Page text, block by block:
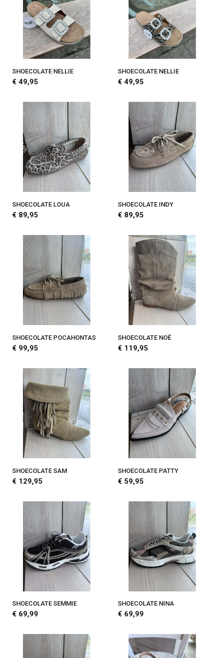
SHOECOLATE NELLIE
€ 49,95
SHOECOLATE NELLIE
€ 49,95
SHOECOLATE LOUA
€ 89,95
SHOECOLATE INDY
€ 89,95
SHOECOLATE POCAHONTAS
€ 99,95
SHOECOLATE NOÉ
€ 119,95
SHOECOLATE SAM
€ 129,95
SHOECOLATE PATTY
€ 59,95
SHOECOLATE SEMMIE
€ 69,99
SHOECOLATE NINA
€ 69,99